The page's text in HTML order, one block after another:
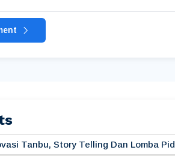
Tanbu, Story Telling Dan Lomba